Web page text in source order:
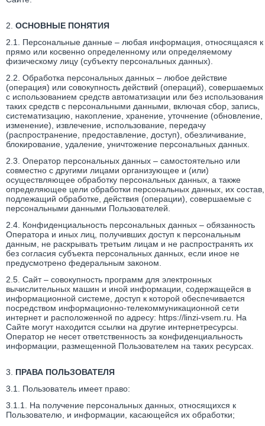
2. ОСНОВНЫЕ ПОНЯТИЯ
2.1. Персональные данные – любая информация, относящаяся к
прямо или косвенно определенному или определяемому
физическому лицу (субъекту персональных данных).
2.2. Обработка персональных данных – любое действие
(операция) или совокупность действий (операций), совершаемых
с использованием средств автоматизации или без использования
таких средств с персональными данными, включая сбор, запись,
систематизацию, накопление, хранение, уточнение (обновление,
изменение), извлечение, использование, передачу
(распространение, предоставление, доступ), обезличивание,
блокирование, удаление, уничтожение персональных данных.
2.3. Оператор персональных данных – самостоятельно или
совместно с другими лицами организующее и (или)
осуществляющее обработку персональных данных, а также
определяющее цели обработки персональных данных, их состав,
подлежащий обработке, действия (операции), совершаемые с
персональными данными Пользователей.
2.4. Конфиденциальность персональных данных – обязанность
Оператора и иных лиц, получивших доступ к персональным
данным, не раскрывать третьим лицам и не распространять их
без согласия субъекта персональных данных, если иное не
предусмотрено федеральным законом.
2.5. Сайт – совокупность программ для электронных
вычислительных машин и иной информации, содержащейся в
информационной системе, доступ к которой обеспечивается
посредством информационно-телекоммуникационной сети
интернет и расположенной по адресу: https://linzi-vsem.ru. На
Сайте могут находится ссылки на другие интернетресурсы.
Оператор не несет ответственность за конфиденциальность
информации, размещенной Пользователем на таких ресурсах.
3. ПРАВА ПОЛЬЗОВАТЕЛЯ
3.1. Пользователь имеет право:
3.1.1. На получение персональных данных, относящихся к
Пользователю, и информации, касающейся их обработки;